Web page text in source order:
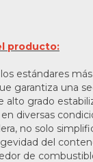
producto:
estándares
garantiza una
alto grado
diversas
no solo
del
de